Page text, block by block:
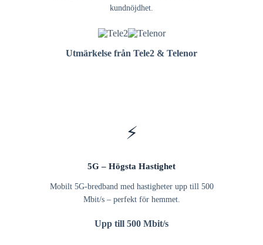
kundnöjdhet.
Utmärkelse från Tele2 & Telenor
⚡
5G – Högsta Hastighet
Mobilt 5G-bredband med hastigheter upp till 500
Mbit/s – perfekt för hemmet.
Upp till 500 Mbit/s